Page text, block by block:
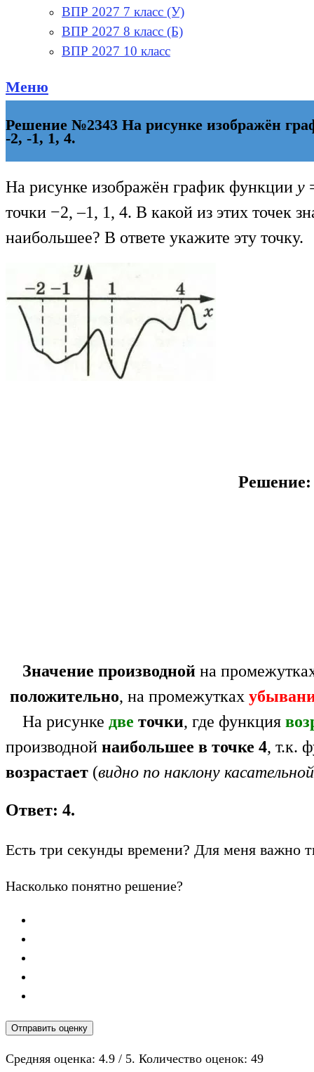
ВПР 2027 7 класс (У)
ВПР 2027 8 класс (Б)
ВПР 2027 10 класс
Меню
Решение №2343 На рисунке изображён
-2, -1, 1, 4.
На рисунке изображён график функции y
точки −2, –1, 1, 4. В какой из этих точек
наибольшее? В ответе укажите эту точку.
Решение:
Значение производной на
положительно, на промежутках
На рисунке две точки, где функция
производной наибольшее в точке 4, т.к.
возрастает (видно по наклону касательной
Ответ: 4.
Есть три секунды времени? Для меня важно
Насколько понятно решение?
Отправить оценку
Средняя оценка: 4.9 / 5. Количество оценок: 49